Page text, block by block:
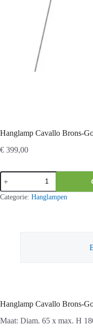
Hanglamp Cavallo Brons-
€ 399,00
Hanglamp
Cavallo
Brons-
Goud
Categorie: Hanglampen
Hanglamp Cavallo Brons-
Maat: Diam. 65 x max. H